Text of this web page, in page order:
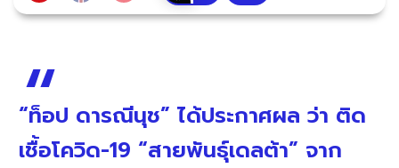
“ท็อป ดารณีนุช” ได้ประกาศผล ว่า ติด
เชื้อโควิด-19 “สายพันธุ์เดลต้า” จาก